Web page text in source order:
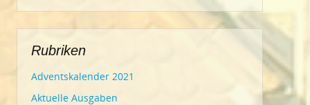
Rubriken
Adventskalender 2021
Aktuelle Ausgaben